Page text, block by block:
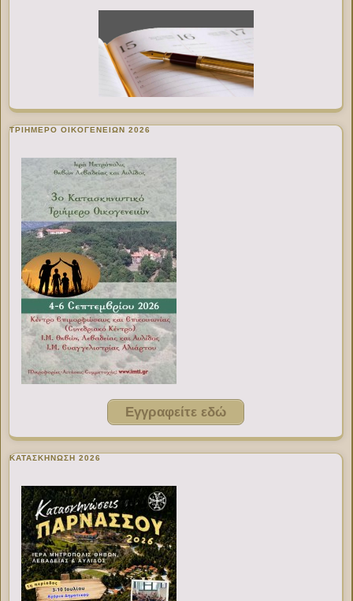
ΤΡΙΗΜΕΡΟ ΟΙΚΟΓΕΝΕΙΩΝ 2026
Εγγραφείτε εδώ
ΚΑΤΑΣΚΗΝΩΣΗ 2026